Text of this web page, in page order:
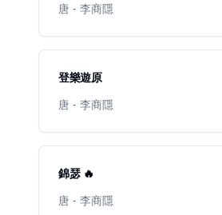
唐 - 李商隱
登樂遊原
唐 - 李商隱
錦瑟 🔥
唐 - 李商隱